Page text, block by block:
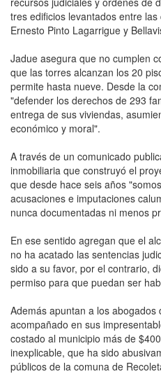
tres edificios levantados entre
Ernesto Pinto Lagarrigue y
Jadue asegura que no cumplen
que las torres alcanzan los 20
permite hasta nueve. Desde la
"defender los derechos de 293
entrega de sus viviendas,
económico y moral".
A través de un comunicado
inmobiliaria que construyó el
que desde hace seis años
acusaciones e imputaciones
nunca documentadas ni menos
En ese sentido agregan que el
no ha acatado las sentencias
sido a su favor, por el contrario,
permiso para que puedan ser
Además apuntan a los
acompañado en sus
costado al municipio más de
inexplicable, que ha sido
públicos de la comuna de